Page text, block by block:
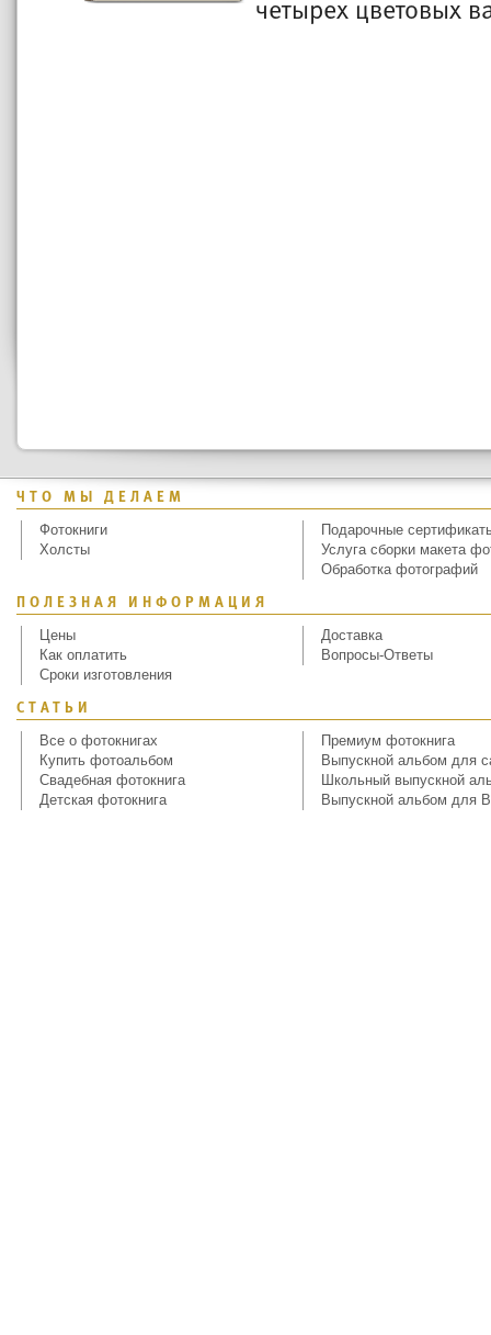
четырех цветовых
ЧТО МЫ ДЕЛАЕМ
Фотокниги
Холсты
Подарочные
Услуга сборки макета
Обработка фотографий
ПОЛЕЗНАЯ ИНФОРМАЦИЯ
Цены
Как оплатить
Сроки изготовления
Доставка
Вопросы-Ответы
СТАТЬИ
Все о фотокнигах
Купить фотоальбом
Свадебная фотокнига
Детская фотокнига
Премиум фотокнига
Выпускной альбом для
Школьный выпускной
Выпускной альбом для